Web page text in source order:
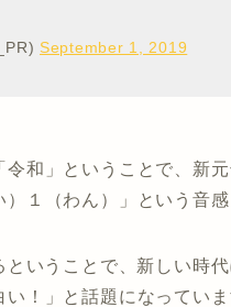
September 1, 2019
和」ということで、新
１（わん）」という音
いうことで、新しい時
！」と話題になっていま